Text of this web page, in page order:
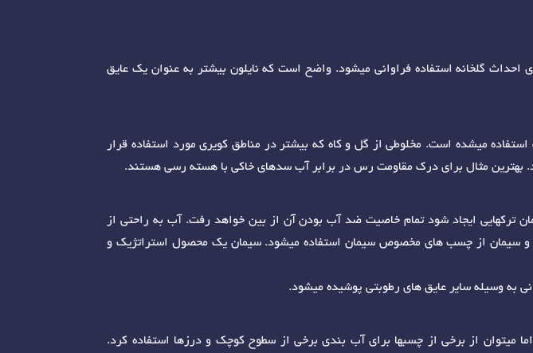
احداث گلخانه استفاده فراوانی میشود. واضح است که نایلون بیشتر به عنوان یک عایق
میشده است. مخلوطی از گل و کاه که بیشتر در مناطق کویری مورد استفاده قرار
مثال برای درک مقاومت رس در برابر آب سدهای خاکی با هسته رسی هستند.
ایجاد شود تمام خاصیت ضد آب بودن آن از بین خواهد رفت. آب به راحتی از
و سیمان از چسب های مخصوص سیمان استفاده میشود. سیمان یک محصول استراتژیک و
به وسیله سایر عایق های رطوبتی پوشیده میشود.
میتوان از برخی از چسبها برای آب بندی برخی از سطوح کوچک و درزها استفاده کرد.